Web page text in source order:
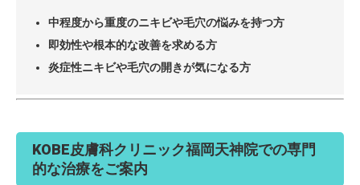
中程度から重度のニキビや毛穴の悩みを持つ方
即効性や根本的な改善を求める方
炎症性ニキビや毛穴の開きが気になる方
KOBE皮膚科クリニック福岡天神院での専門
的な治療をご案内